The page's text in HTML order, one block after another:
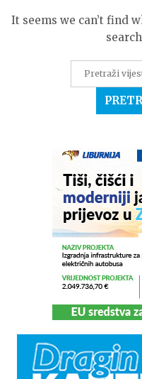
It seems we can’t find